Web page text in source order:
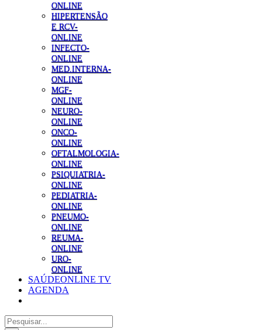
ONLINE
HIPERTENSÃO
E RCV-
ONLINE
INFECTO-
ONLINE
MED.INTERNA-
ONLINE
MGF-
ONLINE
NEURO-
ONLINE
ONCO-
ONLINE
OFTALMOLOGIA-
ONLINE
PSIQUIATRIA-
ONLINE
PEDIATRIA-
ONLINE
PNEUMO-
ONLINE
REUMA-
ONLINE
URO-
ONLINE
SAÚDEONLINE TV
AGENDA
Pesquisar